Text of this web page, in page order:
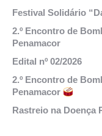
Festival Solidário
2.º Encontro de
Penamacor
Edital nº 02/2026
2.º Encontro de
Penamacor
Rastreio na Doença